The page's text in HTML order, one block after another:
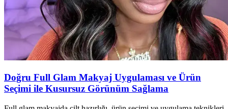
Doğru Full Glam Makyaj Uygulaması ve Ürün
Seçimi ile Kusursuz Görünüm Sağlama